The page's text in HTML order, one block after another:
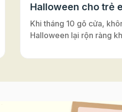
Halloween cho trẻ
Khi tháng 10 gõ cửa,
Halloween lại rộn ràng
Anh cho tới những câu
cùng hóa thân, vui chơi
hoạt động Halloween